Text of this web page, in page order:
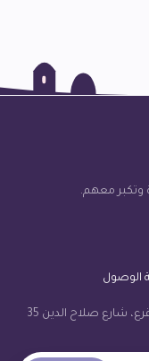
وتكبر معهم.
الوصول
شارع صلاح الدين 35